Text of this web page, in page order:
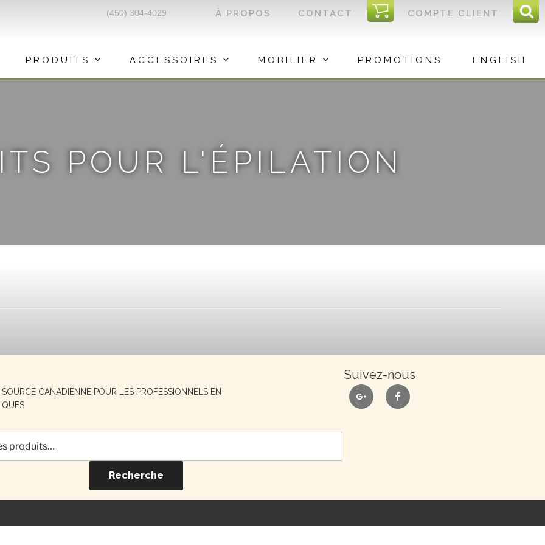
COMPTE CLIENT
I
C
CONTACT
À PROPOS
(450) 304-4029
PRODUITS ACCESSOIRES MOBILIER PROMOTIONS ENGLISH
POUR L'ÉPILATION
SOURCE CANADIENNE POUR LES PROFESSIONNELS EN
Suivez-nous
google facebook
Recherche